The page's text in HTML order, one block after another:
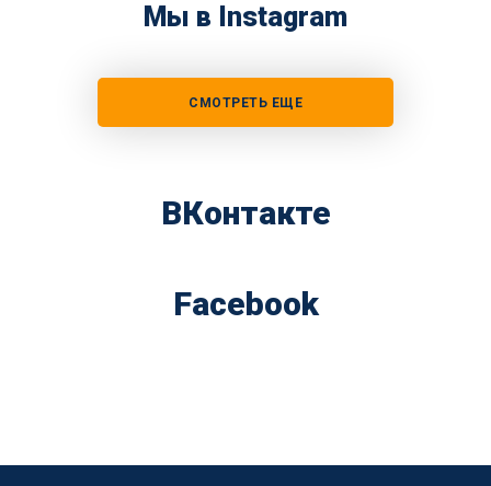
Мы в Instagram
СМОТРЕТЬ ЕЩЕ
ВКонтакте
Facebook